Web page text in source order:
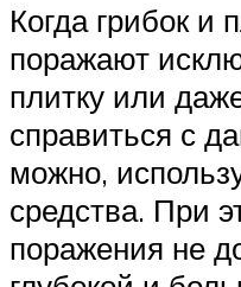
Когда грибок и
поражают
плитку или
справиться с
можно,
средства. При
поражения не